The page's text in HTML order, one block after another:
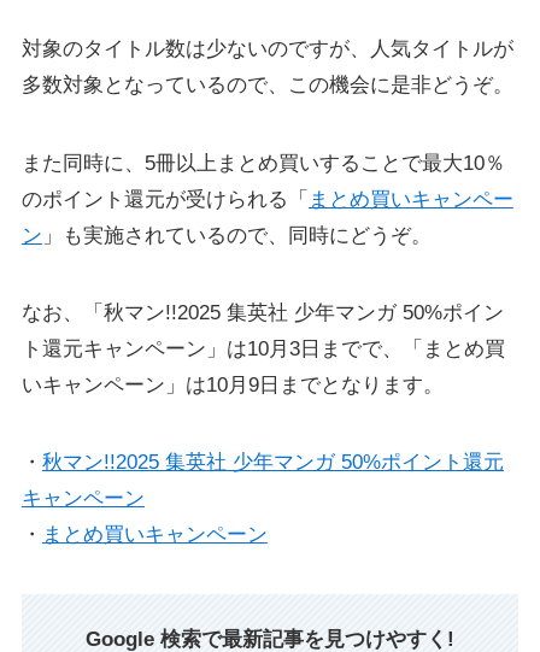
対象のタイトル数は少ないのですが、人気タイトルが
多数対象となっているので、この機会に是非どうぞ。
また同時に、5冊以上まとめ買いすることで最大10％
のポイント還元が受けられる「 まとめ買いキャンペー
ン 」も実施されているので、同時にどうぞ。
なお、「秋マン!!2025 集英社 少年マンガ 50%ポイン
ト還元キャンペーン」は10月3日までで、「まとめ買
いキャンペーン」は10月9日までとなります。
・ 秋マン!!2025 集英社 少年マンガ 50%ポイント還元
キャンペーン
・ まとめ買いキャンペーン
Google 検索で最新記事を見つけやすく!